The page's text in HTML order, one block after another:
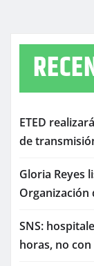
ETED
de
Gloria Reyes
Organización
SNS:
horas, no